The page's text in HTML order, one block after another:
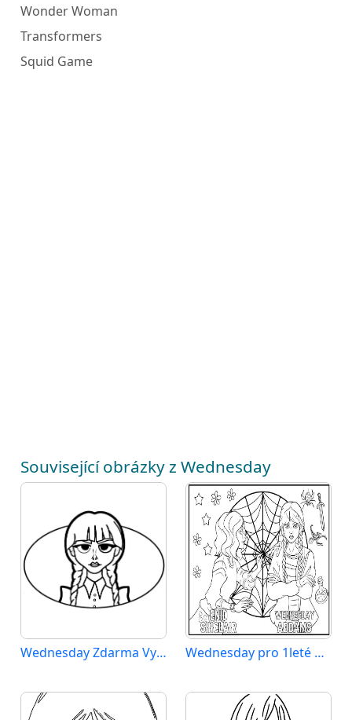
Wonder Woman
Transformers
Squid Game
Související obrázky z Wednesday
Wednesday Zdarma Vymalovatelné Obrázek Wednesday pro 1leté Děti